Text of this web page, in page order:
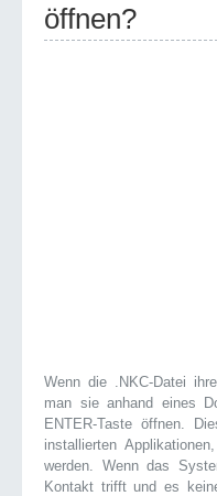
öffnen?
Wenn die .NKC-Datei
man sie anhand eines
ENTER-Taste öffnen.
installierten
werden. Wenn das
Kontakt trifft und es